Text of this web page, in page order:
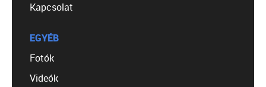
Kapcsolat
EGYÉB
Fotók
Videók